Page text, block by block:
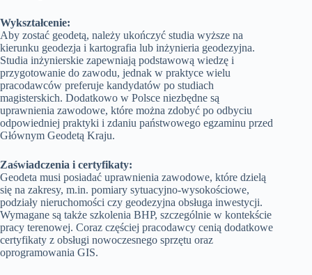
Wykształcenie:
Aby zostać geodetą, należy ukończyć studia wyższe na
kierunku geodezja i kartografia lub inżynieria geodezyjna.
Studia inżynierskie zapewniają podstawową wiedzę i
przygotowanie do zawodu, jednak w praktyce wielu
pracodawców preferuje kandydatów po studiach
magisterskich. Dodatkowo w Polsce niezbędne są
uprawnienia zawodowe, które można zdobyć po odbyciu
odpowiedniej praktyki i zdaniu państwowego egzaminu przed
Głównym Geodetą Kraju.
Zaświadczenia i certyfikaty:
Geodeta musi posiadać uprawnienia zawodowe, które dzielą
się na zakresy, m.in. pomiary sytuacyjno-wysokościowe,
podziały nieruchomości czy geodezyjna obsługa inwestycji.
Wymagane są także szkolenia BHP, szczególnie w kontekście
pracy terenowej. Coraz częściej pracodawcy cenią dodatkowe
certyfikaty z obsługi nowoczesnego sprzętu oraz
oprogramowania GIS.